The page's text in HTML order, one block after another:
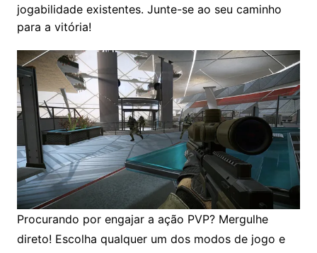
jogabilidade existentes. Junte-se ao seu caminho
para a vitória!
Procurando por engajar a ação PVP? Mergulhe
direto! Escolha qualquer um dos modos de jogo e